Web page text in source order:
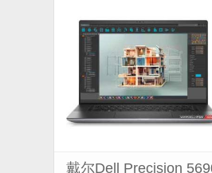
戴尔Dell Precision